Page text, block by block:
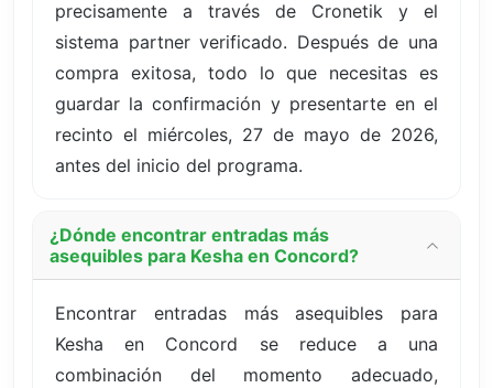
precisamente a través de Cronetik y el
sistema partner verificado. Después de una
compra exitosa, todo lo que necesitas es
guardar la confirmación y presentarte en el
recinto el miércoles, 27 de mayo de 2026,
antes del inicio del programa.
¿Dónde encontrar entradas más
asequibles para Kesha en Concord?
Encontrar entradas más asequibles para
Kesha en Concord se reduce a una
combinación del momento adecuado,